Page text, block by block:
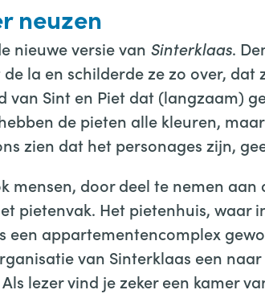
neuzen
nieuwe versie van Sinterklaas.
la en schilderde ze zo over, dat
van Sint en Piet dat (langzaam)
de pieten alle kleuren,
zien dat het personages zijn,
mensen, door deel te nemen
pietenvak. Het pietenhuis, waar
een appartementencomplex
van Sinterklaas een
lezer vind je zeker een kamer